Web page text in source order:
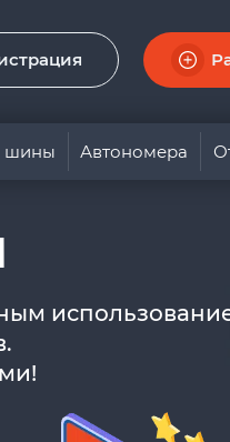
шины Автономера